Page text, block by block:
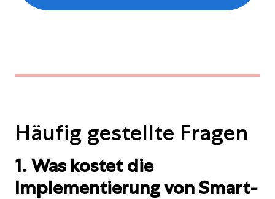
Häufig gestellte Fragen
1. Was kostet die
Implementierung von Smart-